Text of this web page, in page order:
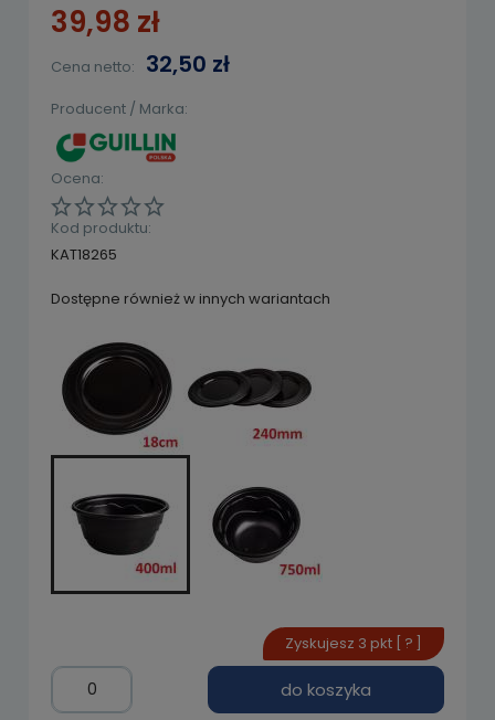
39,98 zł
Cena netto: 32,50 zł
Ocena:
Producent / Marka:
Kod produktu:
KAT18265
Dostępne również w innych wariantach
do koszyka
Zyskujesz 3 pkt [ ? ]